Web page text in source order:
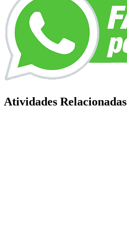
Atividades Relacionadas